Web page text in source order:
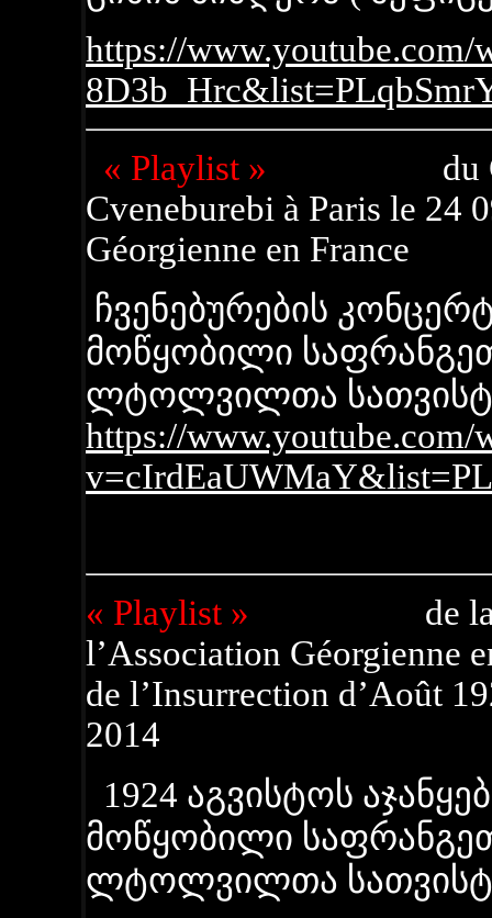
https://www.youtube.com/
« Playlist » du
Cveneburebi à Paris le 24
Géorgienne en France
ჩვენებურების
მოწყობილი
ლტოლვილთა
https://www.youtube.com/
« Playlist » de la
l’Association Géorgienne
de l’Insurrection d’Août
2014
1924 აგვისტოს
მოწყობილი
ლტოლვილთა